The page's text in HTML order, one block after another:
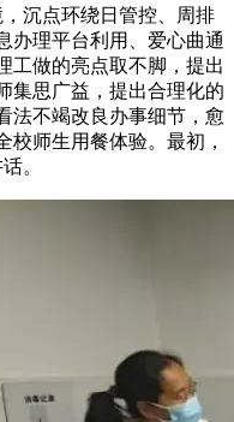
沉点环绕日管控、周排
办理平台利用、爱心曲通
工做的亮点取不脚，提出
集思广益，提出合理化的
法不竭改良办事细节，愈
校师生用餐体验。最初，
。